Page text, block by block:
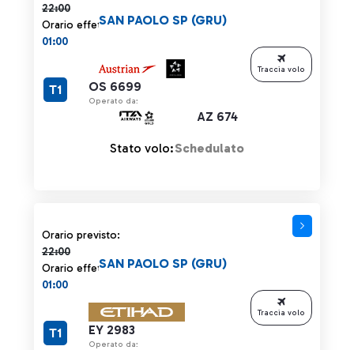
22:00
Orario effettivo:
01:00
OS 6699
Operato da:
AZ 674
SAN PAOLO SP (GRU)
T1
Stato volo:Schedulato
Traccia volo
Orario previsto:
22:00
Orario previsto 22:00 barrato
Orario effettivo:
01:00
EY 2983
Operato da:
SAN PAOLO SP (GRU)
T1
Traccia volo